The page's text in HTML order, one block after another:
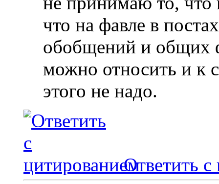
что на фавле в
обобщений и общих
можно относить и к
этого не надо.
Ответить с